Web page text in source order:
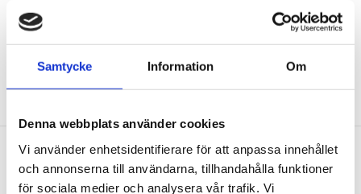
Samtycke Information Om
Denna webbplats använder cookies
Vi använder enhetsidentifierare för att anpassa innehållet
och annonserna till användarna, tillhandahålla funktioner
för sociala medier och analysera vår trafik. Vi
Nissan-. Renault- och Vauxhall/Opel-skåpbilar utrustade med
R9M 1.6L dieselmotorer.
Nyhetsbrev